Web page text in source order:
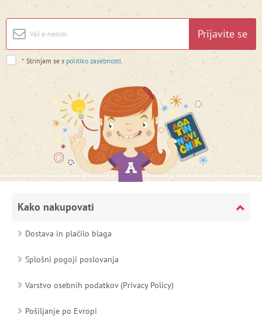
Prijavite se
* Strinjam se s politiko zasebnosti
Kako nakupovati
Dostava in plačilo blaga
Splošni pogoji poslovanja
Varstvo osebnih podatkov (Privacy Policy)
Pošiljanje po Evropi